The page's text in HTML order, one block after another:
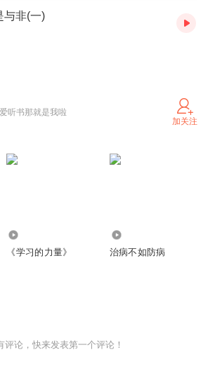
与非(一)
听书那就是我啦
加关注
《学习的力量》 治病不如防病
评论，快来发表第一个评论！